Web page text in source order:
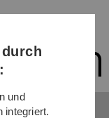
und
integriert.